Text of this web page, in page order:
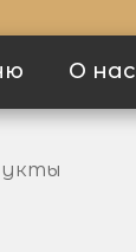
О нас